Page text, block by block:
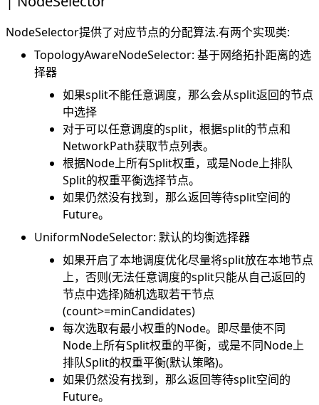
NodeSelector提供了对应节点的分配算法.有两个实现类:
TopologyAwareNodeSelector: 基于网络拓扑距离的选
择器
如果split不能任意调度，那么会从split返回的节点
中选择
对于可以任意调度的split，根据split的节点和
NetworkPath获取节点列表。
根据Node上所有Split权重，或是Node上排队
Split的权重平衡选择节点。
如果仍然没有找到，那么返回等待split空间的
Future。
UniformNodeSelector: 默认的均衡选择器
如果开启了本地调度优化尽量将split放在本地节点
上，否则(无法任意调度的split只能从自己返回的
节点中选择)随机选取若干节点
(count>=minCandidates)
每次选取有最小权重的Node。即尽量使不同
Node上所有Split权重的平衡，或是不同Node上
排队Split的权重平衡(默认策略)。
如果仍然没有找到，那么返回等待split空间的
Future。